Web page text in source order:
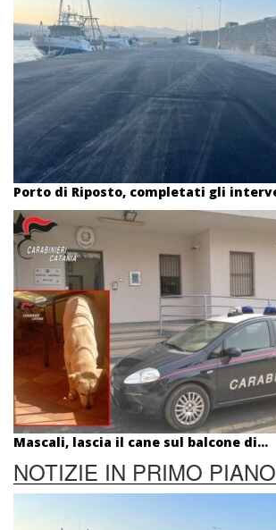
Porto di Riposto, completati gli
Mascali, lascia il cane sul balcone di...
NOTIZIE IN PRIMO PIANO